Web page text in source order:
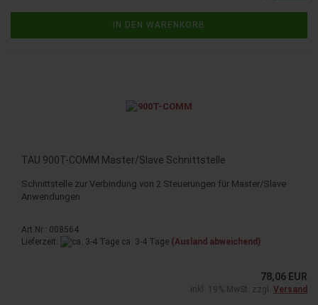
IN DEN WARENKORB
TAU 900T-​COMM Mas­ter/Slave Schnitt­stel­le
Schnitt­stel­le zur Ver­bin­dung von 2 Steue­run­gen für Mas­ter/Slave
An­wen­dun­gen
Art.Nr.: 008564
Lieferzeit:
ca. 3-4 Tage (Ausland abweichend)
78,06 EUR
inkl. 19% MwSt. zzgl. Versand